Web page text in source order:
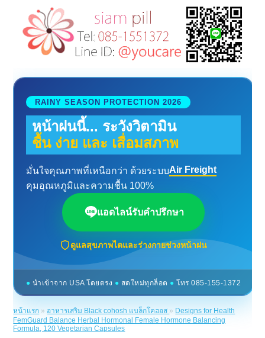
RAINY SEASON PROTECTION 2026
หน้าฝนนี้... ระวังวิตามิน
ชื้น ง่าย และ เสื่อมสภาพ
มั่นใจคุณภาพที่เหนือกว่า ด้วยระบบAir Freight
คุมอุณหภูมิและความชื้น 100%
แอดไลน์รับคำปรึกษา
ดูแลสุขภาพไตและร่างกายช่วงหน้าฝน
● นำเข้าจาก USA โดยตรง ● สดใหม่ทุกล็อต ● โทร 085-155-1372
หน้าแรก » อาหารเสริม Black cohosh แบล็กโคฮอส » Designs for Health
FemGuard Balance Herbal Hormonal Female Hormone Balancing
Formula, 120 Vegetarian Capsules